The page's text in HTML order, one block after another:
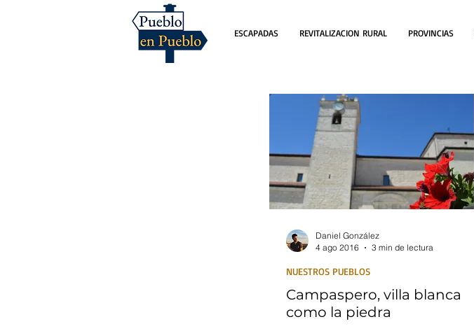
ESCAPADAS REVITALIZACION RURAL PROVINCIAS
Daniel González
4 ago 2016
3 min de lectura
NUESTROS PUEBLOS
Campaspero, villa blanca
como la piedra